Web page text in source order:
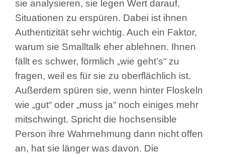
sie analysieren, sie legen Wert darauf,
Situationen zu erspüren. Dabei ist ihnen
Authentizität sehr wichtig. Auch ein Faktor,
warum sie Smalltalk eher ablehnen. Ihnen
fällt es schwer, förmlich „wie geht’s“ zu
fragen, weil es für sie zu oberflächlich ist.
Außerdem spüren sie, wenn hinter Floskeln
wie „gut“ oder „muss ja“ noch einiges mehr
mitschwingt. Spricht die hochsensible
Person ihre Wahrnehmung dann nicht offen
an, hat sie länger was davon. Die